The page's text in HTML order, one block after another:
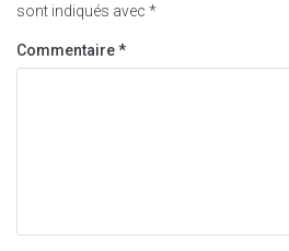
sont indiqués avec *
Commentaire*